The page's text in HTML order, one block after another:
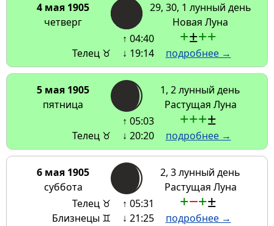
4 мая 1905
четверг
29, 30, 1 лунный день
Новая Луна
Телец ♉
↑ 04:40
↓ 19:14
+±++
подробнее →
5 мая 1905
пятница
1, 2 лунный день
Растущая Луна
Телец ♉
↑ 05:03
↓ 20:20
+++±
подробнее →
6 мая 1905
суббота
2, 3 лунный день
Растущая Луна
Телец ♉
Близнецы ♊
↑ 05:31
↓ 21:25
+−+±
подробнее →